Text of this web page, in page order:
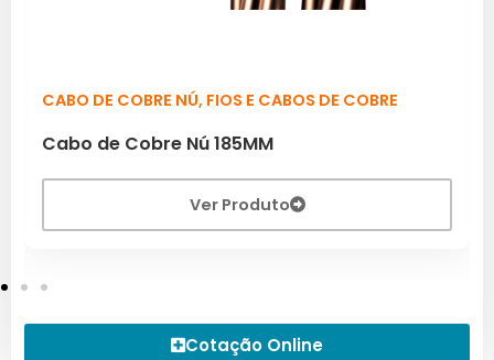
CABO DE COBRE NÚ, FIOS E CABOS DE COBRE
Cabo de Cobre Nú 185MM
Ver Produto
Cotação Online